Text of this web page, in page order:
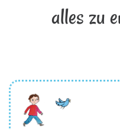
alles zu